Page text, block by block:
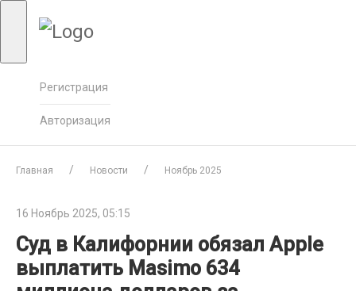
Регистрация
Авторизация
Главная Новости Ноябрь 2025
16 Ноябрь 2025, 05:15
Суд в Калифорнии обязал Apple
выплатить Masimo 634